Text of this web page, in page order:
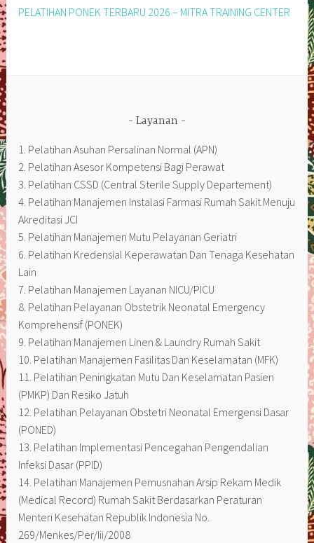
PELATIHAN PONEK TERBARU 2026 – MITRA TRAINING CENTER
Layanan
1. Pelatihan Asuhan Persalinan Normal (APN)
2. Pelatihan Asesor Kompetensi Bagi Perawat
3. Pelatihan CSSD (Central Sterile Supply Departement)
4. Pelatihan Manajemen Instalasi Farmasi Rumah Sakit Menuju
Akreditasi JCI
5. Pelatihan Manajemen Mutu Pelayanan Geriatri
6. Pelatihan Kredensial Keperawatan Dan Tenaga Kesehatan
Lain
7. Pelatihan Manajemen Layanan NICU/PICU
8. Pelatihan Pelayanan Obstetrik Neonatal Emergency
Komprehensif (PONEK)
9. Pelatihan Manajemen Linen & Laundry Rumah Sakit
10. Pelatihan Manajemen Fasilitas Dan Keselamatan (MFK)
11. Pelatihan Peningkatan Mutu Dan Keselamatan Pasien
(PMKP) Dan Resiko Jatuh
12. Pelatihan Pelayanan Obstetri Neonatal Emergensi Dasar
(PONED)
13. Pelatihan Implementasi Pencegahan Pengendalian
Infeksi Dasar (PPID)
14. Pelatihan Manajemen Pemusnahan Arsip Rekam Medik
(Medical Record) Rumah Sakit Berdasarkan Peraturan
Menteri Kesehatan Republik Indonesia No.
269/Menkes/Per/Iii/2008